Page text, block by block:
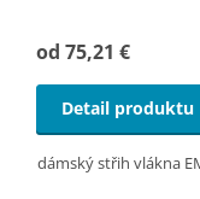
od 75,21 €
Detail produktu
dámský střih vlákna